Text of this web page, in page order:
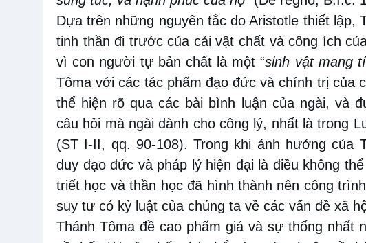
Dựa trên những nguyên tắc do Aristotle thiết lập,
tinh thần đi trước của cải vật chất và công ích
vì con người tự bản chất là một “sinh vật mang
Tôma với các tác phẩm đạo đức và chính trị của
thể hiện rõ qua các bài bình luận của ngài, và
câu hỏi mà ngài dành cho công lý, nhất là trong
(ST I-II, qq. 90-108). Trong khi ảnh hưởng của
duy đạo đức và pháp lý hiện đại là điều không thể
triết học và thần học đã hình thành nên công trình
suy tư có kỷ luật của chúng ta về các vấn đề xã
Thánh Tôma đề cao phẩm giá và sự thống nhất